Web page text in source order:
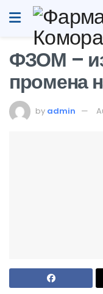
ФЗОМ –
промена
by admin